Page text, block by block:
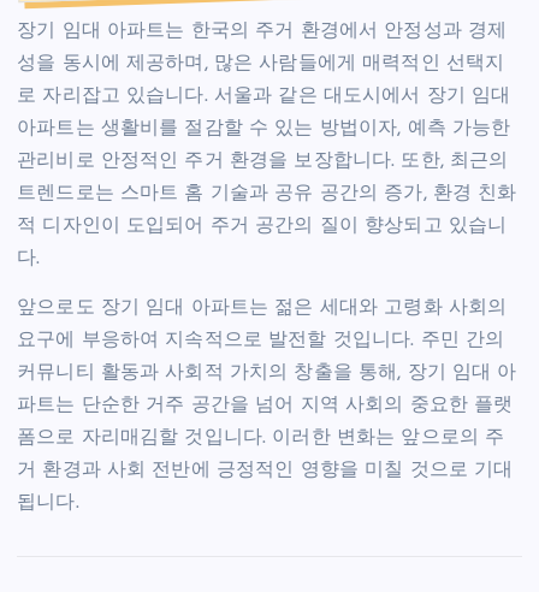
장기 임대 아파트는 한국의 주거 환경에서 안정성과 경제
성을 동시에 제공하며, 많은 사람들에게 매력적인 선택지
로 자리잡고 있습니다. 서울과 같은 대도시에서 장기 임대
아파트는 생활비를 절감할 수 있는 방법이자, 예측 가능한
관리비로 안정적인 주거 환경을 보장합니다. 또한, 최근의
트렌드로는 스마트 홈 기술과 공유 공간의 증가, 환경 친화
적 디자인이 도입되어 주거 공간의 질이 향상되고 있습니
다.
앞으로도 장기 임대 아파트는 젊은 세대와 고령화 사회의
요구에 부응하여 지속적으로 발전할 것입니다. 주민 간의
커뮤니티 활동과 사회적 가치의 창출을 통해, 장기 임대 아
파트는 단순한 거주 공간을 넘어 지역 사회의 중요한 플랫
폼으로 자리매김할 것입니다. 이러한 변화는 앞으로의 주
거 환경과 사회 전반에 긍정적인 영향을 미칠 것으로 기대
됩니다.